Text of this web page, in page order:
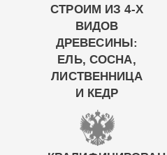
СТРОИМ ИЗ 4-Х
ВИДОВ
ДРЕВЕСИНЫ:
ЕЛЬ, СОСНА,
ЛИСТВЕННИЦА
И КЕДР